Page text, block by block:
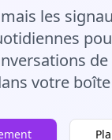
les
votre